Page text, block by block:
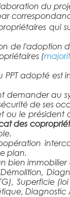
du
qui
de
(
adopté est
demander au
de ses
le président
des
plan.
bien immobilier
Superficie (loi
Diagnostic